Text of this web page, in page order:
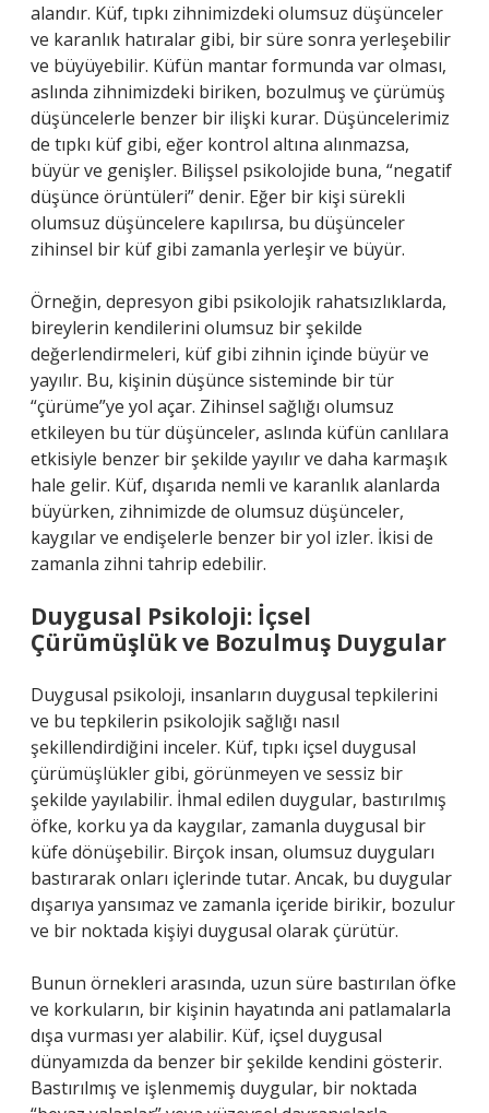
alandır. Küf, tıpkı zihnimizdeki olumsuz düşünceler
ve karanlık hatıralar gibi, bir süre sonra yerleşebilir
ve büyüyebilir. Küfün mantar formunda var olması,
aslında zihnimizdeki biriken, bozulmuş ve çürümüş
düşüncelerle benzer bir ilişki kurar. Düşüncelerimiz
de tıpkı küf gibi, eğer kontrol altına alınmazsa,
büyür ve genişler. Bilişsel psikolojide buna, “negatif
düşünce örüntüleri” denir. Eğer bir kişi sürekli
olumsuz düşüncelere kapılırsa, bu düşünceler
zihinsel bir küf gibi zamanla yerleşir ve büyür.
Örneğin, depresyon gibi psikolojik rahatsızlıklarda,
bireylerin kendilerini olumsuz bir şekilde
değerlendirmeleri, küf gibi zihnin içinde büyür ve
yayılır. Bu, kişinin düşünce sisteminde bir tür
“çürüme”ye yol açar. Zihinsel sağlığı olumsuz
etkileyen bu tür düşünceler, aslında küfün canlılara
etkisiyle benzer bir şekilde yayılır ve daha karmaşık
hale gelir. Küf, dışarıda nemli ve karanlık alanlarda
büyürken, zihnimizde de olumsuz düşünceler,
kaygılar ve endişelerle benzer bir yol izler. İkisi de
zamanla zihni tahrip edebilir.
Duygusal Psikoloji: İçsel
Çürümüşlük ve Bozulmuş Duygular
Duygusal psikoloji, insanların duygusal tepkilerini
ve bu tepkilerin psikolojik sağlığı nasıl
şekillendirdiğini inceler. Küf, tıpkı içsel duygusal
çürümüşlükler gibi, görünmeyen ve sessiz bir
şekilde yayılabilir. İhmal edilen duygular, bastırılmış
öfke, korku ya da kaygılar, zamanla duygusal bir
küfe dönüşebilir. Birçok insan, olumsuz duyguları
bastırarak onları içlerinde tutar. Ancak, bu duygular
dışarıya yansımaz ve zamanla içeride birikir, bozulur
ve bir noktada kişiyi duygusal olarak çürütür.
Bunun örnekleri arasında, uzun süre bastırılan öfke
ve korkuların, bir kişinin hayatında ani patlamalarla
dışa vurması yer alabilir. Küf, içsel duygusal
dünyamızda da benzer bir şekilde kendini gösterir.
Bastırılmış ve işlenmemiş duygular, bir noktada